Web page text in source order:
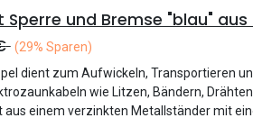
(29% Sparen)
dient zum Aufwickeln, Transportieren
wie Litzen, Bändern, Drähten
aus einem verzinkten Metallständer mit